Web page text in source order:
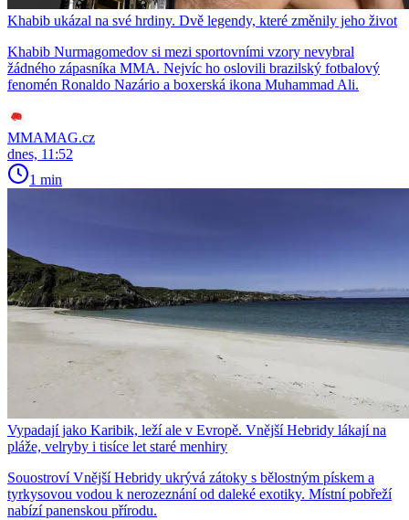
Khabib ukázal na své hrdiny. Dvě legendy, které změnily jeho život
Khabib Nurmagomedov si mezi sportovními vzory nevybral
žádného zápasníka MMA. Nejvíc ho oslovili brazilský fotbalový
fenomén Ronaldo Nazário a boxerská ikona Muhammad Ali.
MMAMAG.cz
dnes, 11:52
1 min
Vypadají jako Karibik, leží ale v Evropě. Vnější Hebridy lákají na
pláže, velryby i tisíce let staré menhiry
Souostroví Vnější Hebridy ukrývá zátoky s bělostným pískem a
tyrkysovou vodou k nerozeznání od daleké exotiky. Místní pobřeží
nabízí panenskou přírodu.